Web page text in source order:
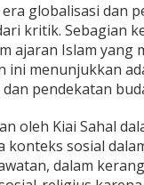
globalisasi dan
kritik. Sebagian
ajaran Islam yang
ini menunjukkan
pendekatan
oleh Kiai Sahal
konteks sosial
dalam